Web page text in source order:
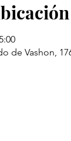
de Vashon,